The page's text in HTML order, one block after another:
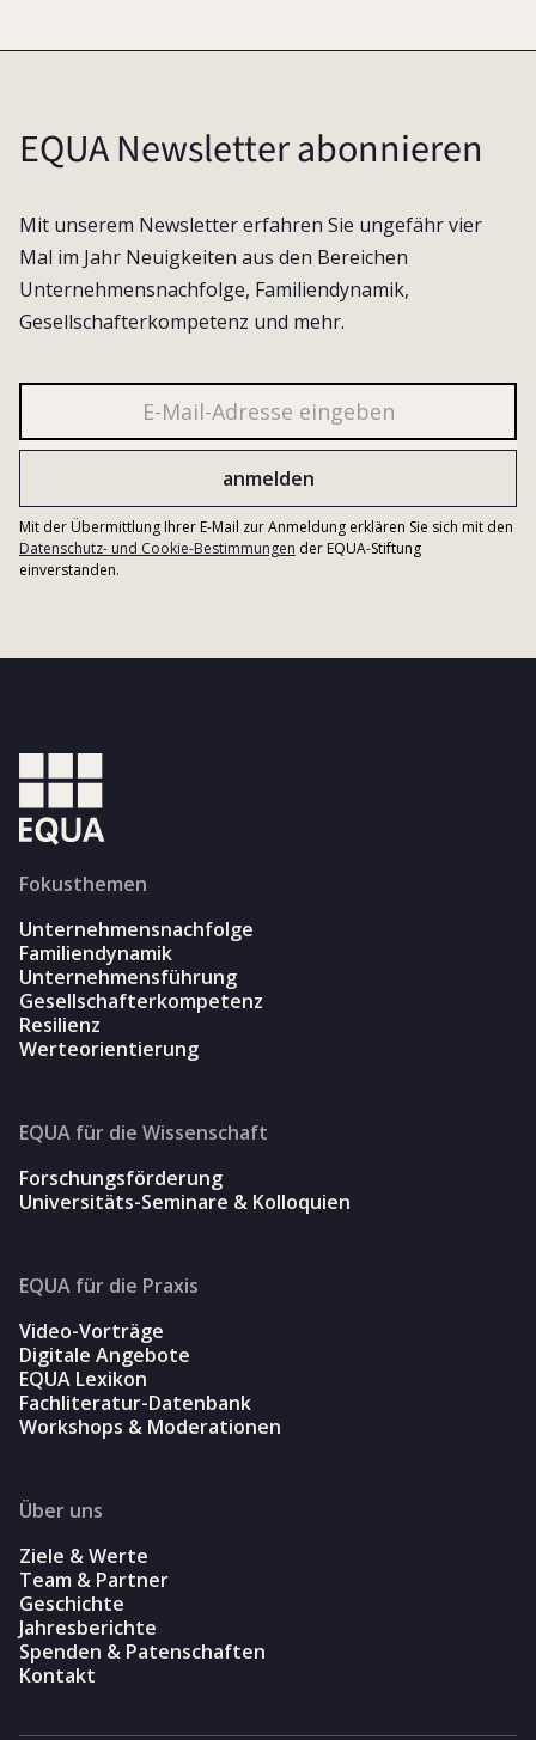
EQUA Newsletter abonnieren
Mit unserem Newsletter erfahren Sie ungefähr vier
Mal im Jahr Neuigkeiten aus den Bereichen
Unternehmensnachfolge, Familiendynamik,
Gesellschafterkompetenz und mehr.
Mit der Übermittlung Ihrer E-Mail zur Anmeldung erklären Sie sich mit den
Datenschutz- und Cookie-Bestimmungen der EQUA-Stiftung
einverstanden.
Fokusthemen
Unternehmensnachfolge
Familiendynamik
Unternehmensführung
Gesellschafterkompetenz
Resilienz
Werteorientierung
EQUA für die Wissenschaft
Forschungsförderung
Universitäts-Seminare & Kolloquien
EQUA für die Praxis
Video-Vorträge
Digitale Angebote
EQUA Lexikon
Fachliteratur-Datenbank
Workshops & Moderationen
Über uns
Ziele & Werte
Team & Partner
Geschichte
Jahresberichte
Spenden & Patenschaften
Kontakt